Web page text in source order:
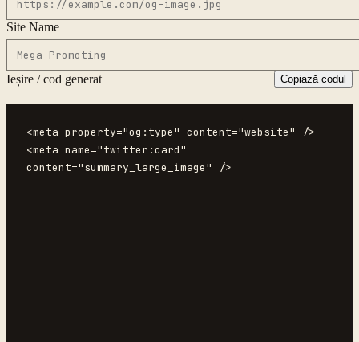
Site Name
Ieșire / cod generat Copiază codul
<meta property="og:type" content="website" />
<meta name="twitter:card"
content="summary_large_image" />